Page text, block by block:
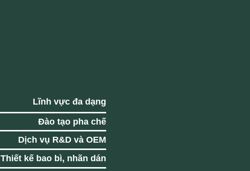
Lĩnh vực đa dạng
Đào tạo pha chế
Dịch vụ R&D và OEM
Thiết kế bao bì, nhãn dán